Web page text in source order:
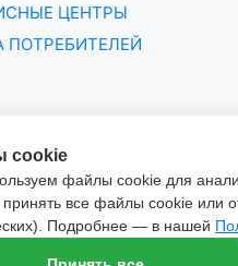
ЦЕНТРЫ
ПОТРЕБИТЕЛЕЙ
cookie
файлы cookie для
все файлы cookie или
Подробнее — в нашей